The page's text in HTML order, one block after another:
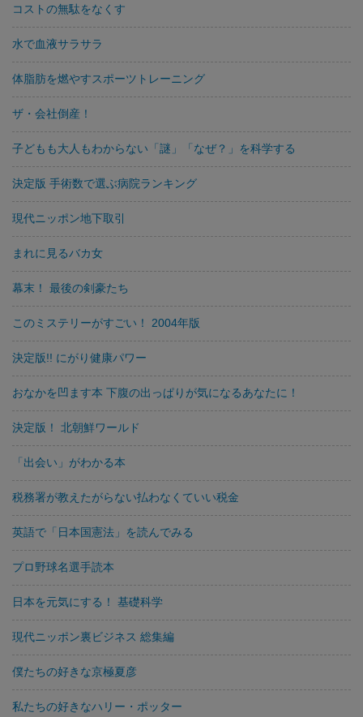
コストの無駄をなくす
水で血液サラサラ
体脂肪を燃やすスポーツトレーニング
ザ・会社倒産！
子どもも大人もわからない「謎」「なぜ？」を科学する
決定版 手術数で選ぶ病院ランキング
現代ニッポン地下取引
まれに見るバカ女
幕末！ 最後の剣豪たち
このミステリーがすごい！ 2004年版
決定版!! にがり健康パワー
おなかを凹ます本 下腹の出っぱりが気になるあなたに！
決定版！ 北朝鮮ワールド
「出会い」がわかる本
税務署が教えたがらない払わなくていい税金
英語で「日本国憲法」を読んでみる
プロ野球名選手読本
日本を元気にする！ 基礎科学
現代ニッポン裏ビジネス 総集編
僕たちの好きな京極夏彦
私たちの好きなハリー・ポッター